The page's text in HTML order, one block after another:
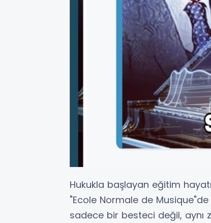
Hukukla başlayan eğitim
"Ecole Normale de
sadece bir besteci değil,